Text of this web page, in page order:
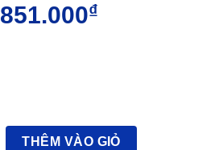
Giá
851.000₫
THÊM VÀO GIỎ